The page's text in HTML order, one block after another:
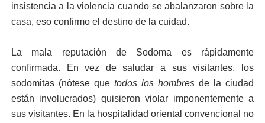
insistencia a la violencia cuando se abalanzaron sobre la
casa, eso confirmo el destino de la cuidad.
La mala reputación de Sodoma es rápidamente
confirmada. En vez de saludar a sus visitantes, los
sodomitas (nótese que todos los hombresde la ciudad
están involucrados) quisieron violar imponentemente a
sus visitantes. En la hospitalidad oriental convencional no